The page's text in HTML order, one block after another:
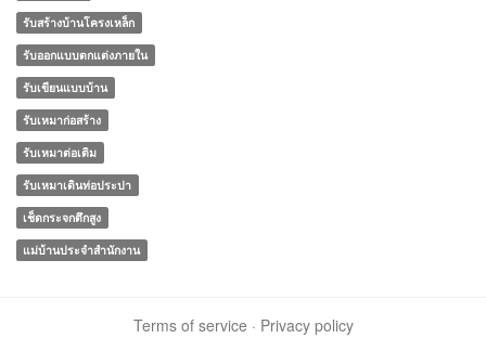
รับสร้างบ้านโครงเหล็ก
รับออกแบบตกแต่งภายใน
รับเขียนแบบบ้าน
รับเหมาก่อสร้าง
รับเหมาต่อเติม
รับเหมาเดินท่อประปา
เช็ดกระจกตึกสูง
แม่บ้านประจําสํานักงาน
Terms of service · Privacy policy